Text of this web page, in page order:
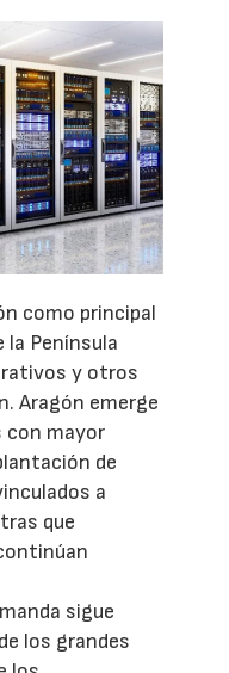
como principal
la Península
y otros
Aragón emerge
con mayor
de
a
que
sigue
los grandes